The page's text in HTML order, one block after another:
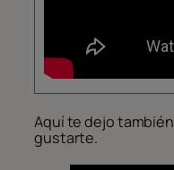
Aquí te dejo
gustarte.